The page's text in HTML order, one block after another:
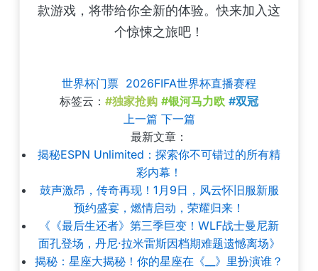
款游戏，将带给你全新的体验。快来加入这
个惊悚之旅吧！
世界杯门票 2026FIFA世界杯直播赛程
标签云： #独家抢购 #银河马力欧 #双冠
上一篇 下一篇
最新文章：
揭秘ESPN Unlimited：探索你不可错过的所有精
彩内幕！
鼓声激昂，传奇再现！1月9日，风云怀旧服新服
预约盛宴，燃情启动，荣耀归来！
《《最后生还者》第三季巨变！WLF战士曼尼新
面孔登场，丹尼·拉米雷斯因档期难题遗憾离场》
揭秘：星座大揭秘！你的星座在《__》里扮演谁？